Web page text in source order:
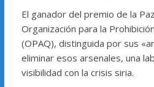
El ganador del premio de la
Organización para la
(OPAQ), distinguida por sus
eliminar esos arsenales, una
visibilidad con la crisis siria.